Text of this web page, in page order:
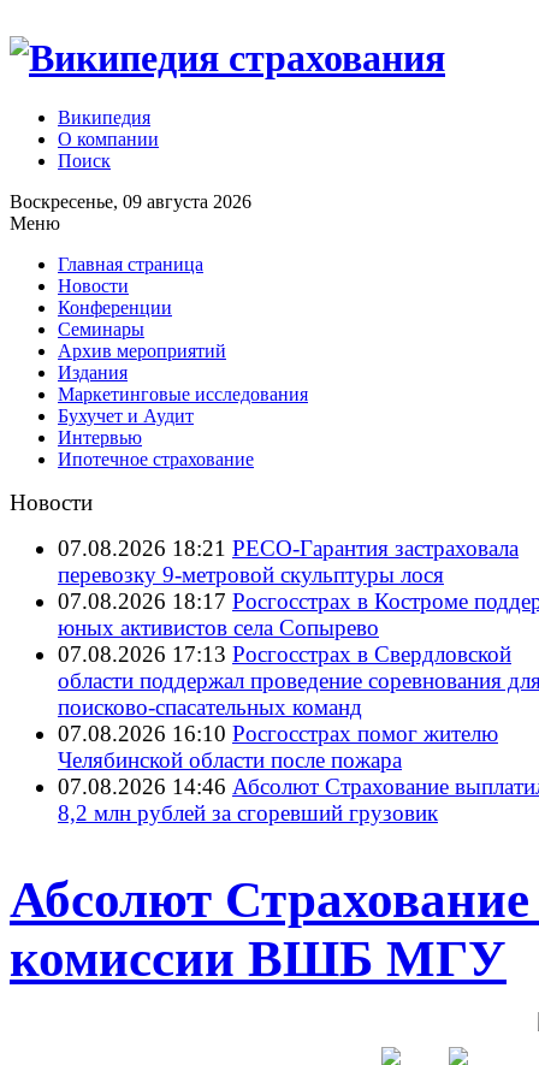
Википедия
О компании
Поиск
Воскресенье, 09 августа 2026
Меню
Главная страница
Новости
Конференции
Семинары
Архив мероприятий
Издания
Маркетинговые исследования
Бухучет и Аудит
Интервью
Ипотечное страхование
Новости
07.08.2026 18:21 РЕСО-Гарантия застраховала
перевозку 9-метровой скульптуры лося
07.08.2026 18:17 Росгосстрах в Костроме
юных активистов села Сопырево
07.08.2026 17:13 Росгосстрах в Свердловской
области поддержал проведение соревнования
поисково‑спасательных команд
07.08.2026 16:10 Росгосстрах помог жителю
Челябинской области после пожара
07.08.2026 14:46 Абсолют Страхование
8,2 млн рублей за сгоревший грузовик
Абсолют
комиссии ВШБ МГУ